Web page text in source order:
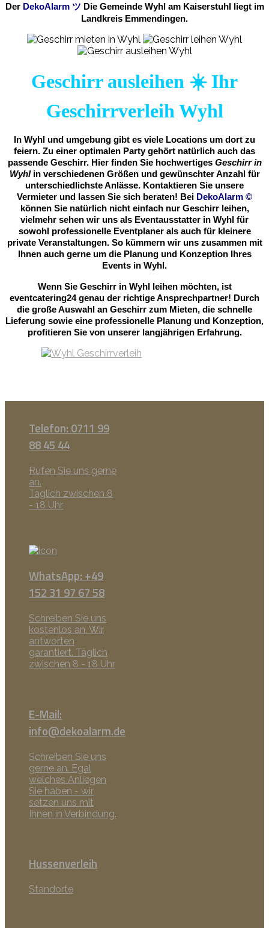
Der DekoAlarm ツ Die Gemeinde Wyhl am Kaiserstuhl liegt im
Landkreis Emmendingen.
Geschirr ausleihen ☀️ Ihr
Geschirrverleih Wyhl
In Wyhl und umgebung gibt es viele Locations um dort zu
feiern. Zu einer optimalen Party gehört natürlich auch das
passende Geschirr. Hier finden Sie hochwertiges Geschirr in
Wyhlin verschiedenen Größen und gewünschter Anzahl für
unterschiedlichste Anlässe. Kontaktieren Sie unsere
Vermieter und lassen Sie sich beraten! Bei DekoAlarm ©
können Sie natürlich nicht einfach nur Geschirr leihen,
vielmehr sehen wir uns als Eventausstatter in Wyhl für
sowohl professionelle Eventplaner als auch für kleinere
private Veranstaltungen. So kümmern wir uns zusammen mit
Ihnen auch gerne um die Planung und Konzeption Ihres
Events in Wyhl.
Wenn Sie Geschirr in Wyhl leihen möchten, ist
eventcatering24 genau der richtige Ansprechpartner! Durch
die große Auswahl an Geschirr zum Mieten, die schnelle
Lieferung sowie eine professionelle Planung und Konzeption,
profitieren Sie von unserer langjährigen Erfahrung.
Telefon: 0711 99
88 45 44
Rufen Sie uns gerne
an.
Täglich zwischen 8
- 18 Uhr
WhatsApp: +49
152 31 97 67 58
Schreiben Sie uns
kostenlos an. Wir
antworten
garantiert. Täglich
zwischen 8 - 18 Uhr
E-Mail:
info@dekoalarm.de
Schreiben Sie uns
gerne an. Egal
welches Anliegen
Sie haben - wir
setzen uns mit
Ihnen in Verbindung.
Hussenverleih
Standorte